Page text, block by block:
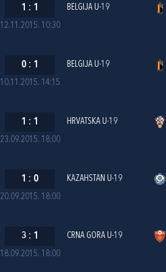
12.11.2015. 10:30
1 : 1 BELGIJA U-19
10.11.2015. 14:15
0 : 1 BELGIJA U-19
23.09.2015. 18:00
1 : 1 HRVATSKA U-19
20.09.2015. 18:00
1 : 0 KAZAHSTAN U-19
18.09.2015. 18:00
3 : 1 CRNA GORA U-19